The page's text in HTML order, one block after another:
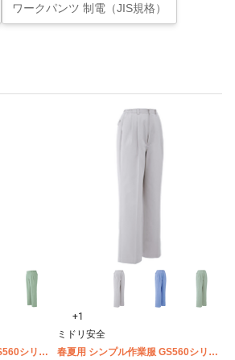
ワークパンツ 制電（JIS規格）
シリー
+1
ミドリ安全
春夏用 シンプル作業服 GS560シリー